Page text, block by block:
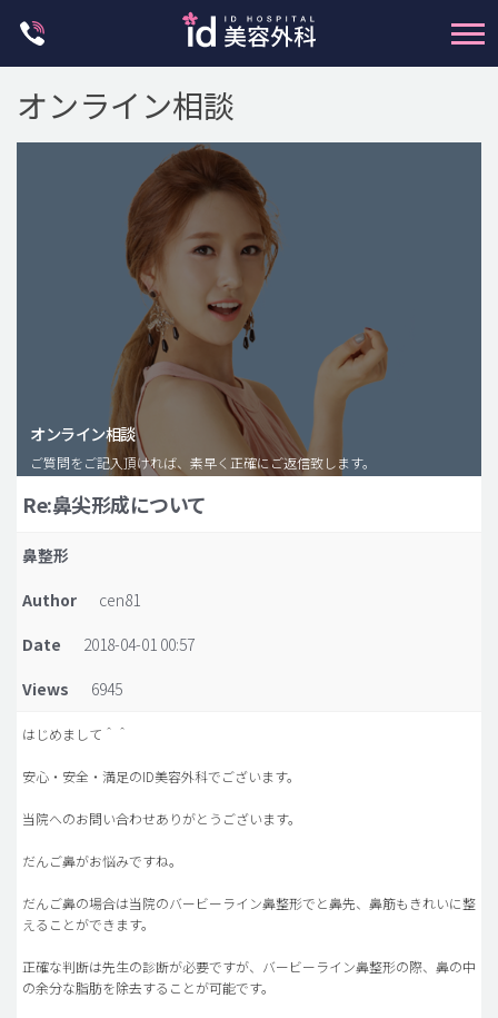
脂肪注入(アンチエイジング)
豊胸手術・バストアップ
プチ整形
idリアルストーリー
idニュース
病院紹介
安全整形
オンライン相談
オンライン相談
ご質問をご記入頂ければ、素早く正確にご返信致します。
Re:鼻尖形成について
鼻整形
Author
cen81
Date
2018-04-01 00:57
Views
6945
はじめまして＾＾
安心・安全・満足のID美容外科でございます。
当院へのお問い合わせありがとうございます。
だんご鼻がお悩みですね。
だんご鼻の場合は当院のバービーライン鼻整形でと鼻先、鼻筋もきれいに整
えることができます。
正確な判断は先生の診断が必要ですが、バービーライン鼻整形の際、鼻の中
の余分な脂肪を除去することが可能です。